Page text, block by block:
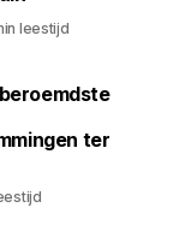
leestijd
ter